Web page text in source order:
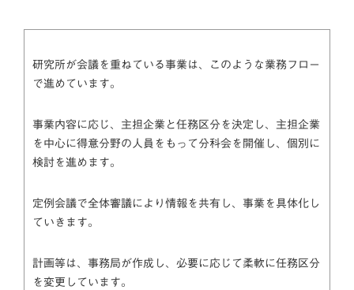
a
研究所が会議を重ねている事業は、このような業務フロー
で進めています。
事業内容に応じ、主担企業と任務区分を決定し、主担企業
を中心に得意分野の人員をもって分科会を開催し、個別に
検討を進めます。
定例会議で全体審議により情報を共有し、事業を具体化し
ていきます。
計画等は、事務局が作成し、必要に応じて柔軟に任務区分
を変更しています。